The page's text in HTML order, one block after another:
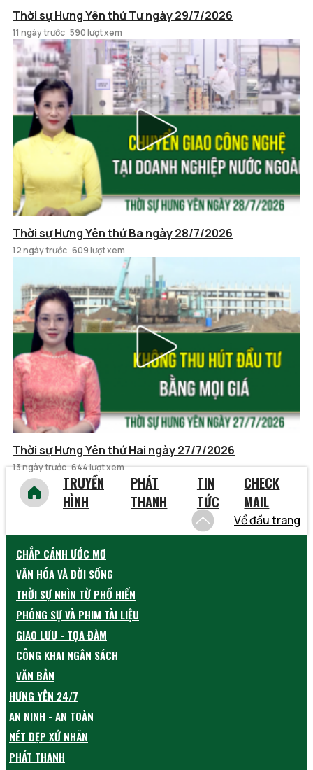
Thời sự Hưng Yên thứ Tư ngày 29/7/2026
11 ngày trước 590 lượt xem
Thời sự Hưng Yên thứ Ba ngày 28/7/2026
12 ngày trước 609 lượt xem
Thời sự Hưng Yên thứ Hai ngày 27/7/2026
13 ngày trước 644 lượt xem
TRUYỀN
HÌNH
PHÁT
THANH
TIN
TỨC
CHECK
MAIL
Về đầu trang
CHẮP CÁNH ƯỚC MƠ
VĂN HÓA VÀ ĐỜI SỐNG
THỜI SỰ NHÌN TỪ PHỐ HIẾN
PHÓNG SỰ VÀ PHIM TÀI LIỆU
GIAO LƯU - TỌA ĐÀM
CÔNG KHAI NGÂN SÁCH
VĂN BẢN
HƯNG YÊN 24/7
AN NINH - AN TOÀN
NÉT ĐẸP XỨ NHÃN
PHÁT THANH